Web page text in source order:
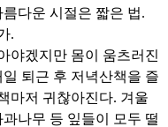
다운 시절은 짧은 법.
.
야겠지만 몸이 움츠러진
퇴근 후 저녁산책을 즐
마저 귀찮아진다. 겨울
나무 등 잎들이 모두 떨